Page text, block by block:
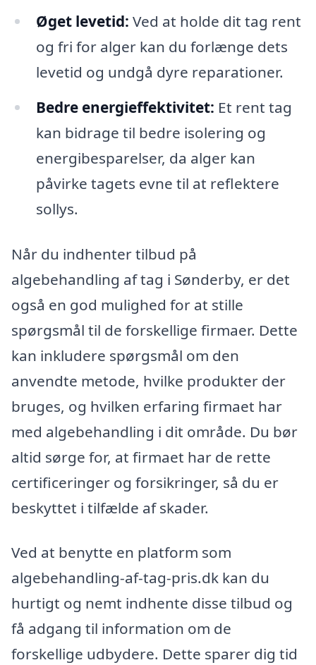
Øget levetid: Ved at holde dit tag rent
og fri for alger kan du forlænge dets
levetid og undgå dyre reparationer.
Bedre energieffektivitet: Et rent tag
kan bidrage til bedre isolering og
energibesparelser, da alger kan
påvirke tagets evne til at reflektere
sollys.
Når du indhenter tilbud på
algebehandling af tag i Sønderby, er det
også en god mulighed for at stille
spørgsmål til de forskellige firmaer. Dette
kan inkludere spørgsmål om den
anvendte metode, hvilke produkter der
bruges, og hvilken erfaring firmaet har
med algebehandling i dit område. Du bør
altid sørge for, at firmaet har de rette
certificeringer og forsikringer, så du er
beskyttet i tilfælde af skader.
Ved at benytte en platform som
algebehandling-af-tag-pris.dk kan du
hurtigt og nemt indhente disse tilbud og
få adgang til information om de
forskellige udbydere. Dette sparer dig tid